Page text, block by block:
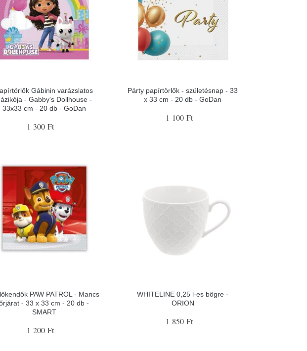
Gábinin varázslatos
- Gabby's Dollhouse -
33x33 cm - 20 db - GoDan
1 300 Ft
Párty papírtörlők - születésnap - 33
x 33 cm - 20 db - GoDan
1 100 Ft
PAW PATROL - Mancs
- 33 x 33 cm - 20 db -
SMART
1 200 Ft
WHITELINE 0,25 l-es bögre -
ORION
1 850 Ft